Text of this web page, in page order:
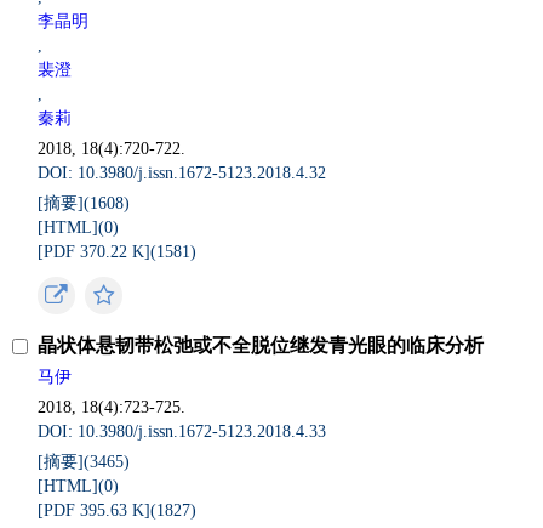
李晶明
,
裴澄
,
秦莉
2018, 18(4):720-722.
DOI: 10.3980/j.issn.1672-5123.2018.4.32
[摘要](1608)
[HTML](0)
[PDF 370.22 K](1581)
晶状体悬韧带松弛或不全脱位继发青光眼的临床分析
马伊
2018, 18(4):723-725.
DOI: 10.3980/j.issn.1672-5123.2018.4.33
[摘要](3465)
[HTML](0)
[PDF 395.63 K](1827)